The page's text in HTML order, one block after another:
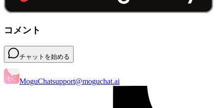
コメント
チャットを始める
MoguChatsupport@moguchat.ai